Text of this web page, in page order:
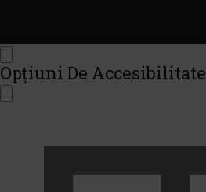
Accesibilitate
Opțiuni De Accesibilitate